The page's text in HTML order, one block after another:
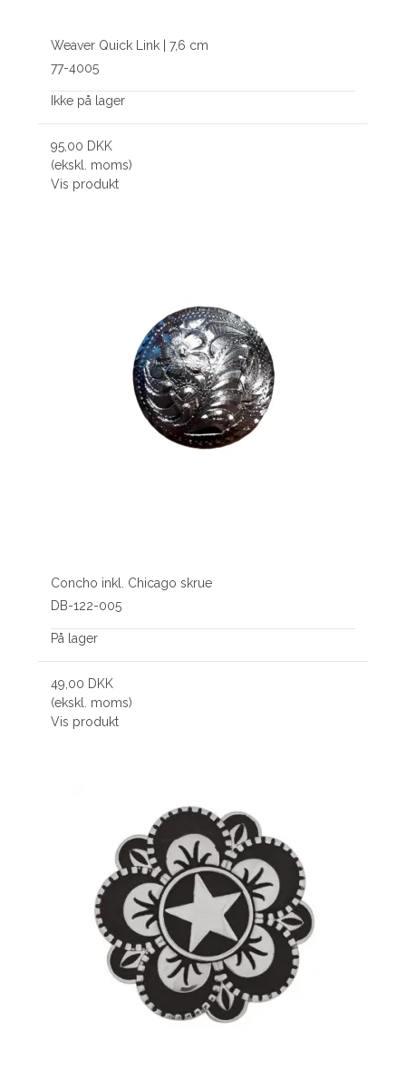
Weaver Quick Link | 7,6 cm
77-4005
Ikke på lager
95,00 DKK
(ekskl. moms)
Vis produkt
Concho inkl. Chicago skrue
DB-122-005
På lager
49,00 DKK
(ekskl. moms)
Vis produkt